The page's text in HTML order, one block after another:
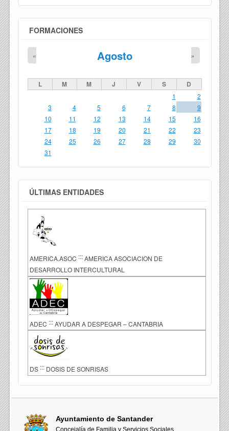
FORMACIONES
Agosto
« »
L M M J V S D
1
2
3
4 5 6 7 8
9
10
11 12 13 14 15
16
17
18 19 20 21 22
23
24
25 26 27 28 29
30
31
ÚLTIMAS ENTIDADES
AMERICA.ASOC ::: AMERICA ASOCIACION DE
DESARROLLO INTERCULTURAL
ADEC ::: AYUDAR A DESPEGAR – CANTABRIA
DS ::: DOSIS DE SONRISAS
Ayuntamiento de Santander
Concejalía de Familia y Servicios Sociales